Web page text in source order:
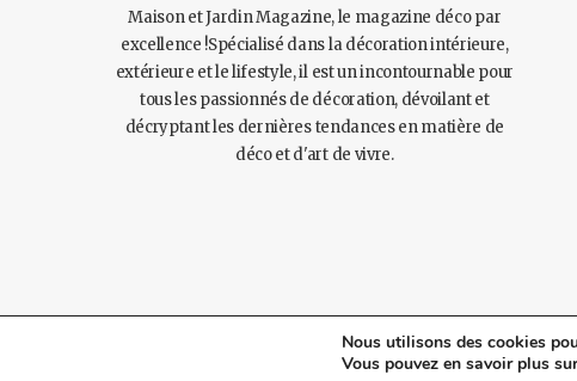
Maison et Jardin Magazine, le magazine déco par
excellence !Spécialisé dans la décoration intérieure,
extérieure et le lifestyle, il est un incontournable pour
tous les passionnés de décoration, dévoilant et
décryptant les dernières tendances en matière de
déco et d'art de vivre.
© 2024 Maisonetjardinmagazine.fr.Mentions légalesetpolitique
Nous utilisons des cookies
Vous pouvez en savoir plus